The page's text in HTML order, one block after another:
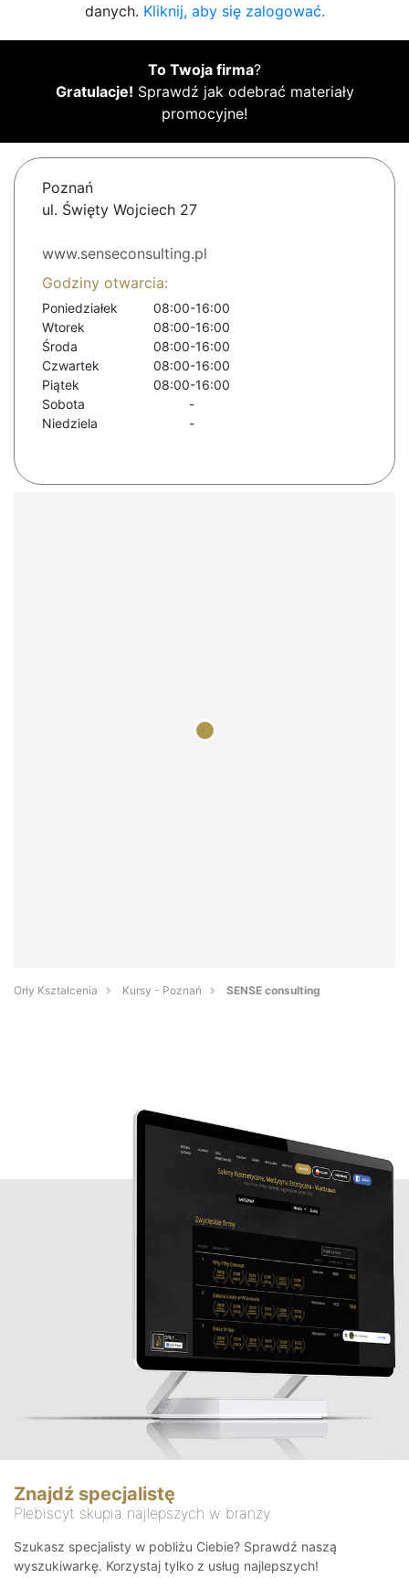
danych. Kliknij, aby się zalogować.
To Twoja firma?
Gratulacje! Sprawdź jak odebrać materiały
promocyjne!
Poznań
ul. Święty Wojciech 27
www.senseconsulting.pl
Godziny otwarcia:
Poniedziałek
08:00-16:00
Wtorek
08:00-16:00
Środa
08:00-16:00
Czwartek
08:00-16:00
Piątek
08:00-16:00
Sobota
-
Niedziela
-
Orły Kształcenia Kursy - Poznań SENSE consulting
Znajdź specjalistę
Plebiscyt skupia najlepszych w branży
Szukasz specjalisty w pobliżu Ciebie? Sprawdź naszą
wyszukiwarkę. Korzystaj tylko z usług najlepszych!